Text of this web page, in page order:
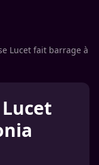
Lucet fait barrage à
Lucet